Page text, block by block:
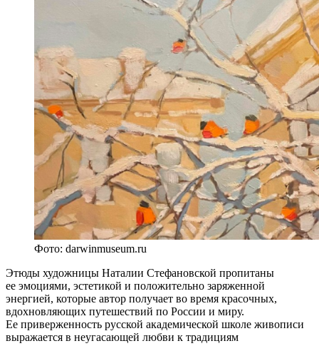
Фото: darwinmuseum.ru
Этюды художницы Наталии Стефановской пропитаны
ее эмоциями, эстетикой и положительно заряженной
энергией, которые автор получает во время красочных,
вдохновляющих путешествий по России и миру.
Ее приверженность русской академической школе живописи
выражается в неугасающей любви к традициям